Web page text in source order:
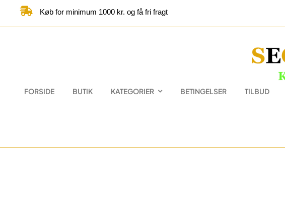
Køb for minimum 1000 kr. og få fri fragt
FORSIDE BUTIK KATEGORIER BETINGELSER TILBUD